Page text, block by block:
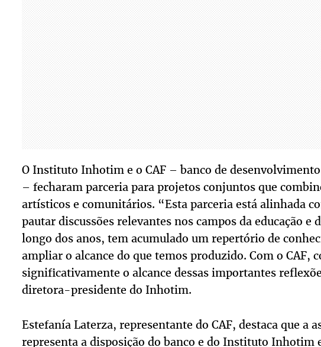
O Instituto Inhotim e o CAF – banco de
– fecharam parceria para projetos conjuntos que
artísticos e comunitários. “Esta parceria está alinhada
pautar discussões relevantes nos campos da educação e
longo dos anos, tem acumulado um repertório de
ampliar o alcance do que temos produzido. Com o CAF,
significativamente o alcance dessas importantes
diretora-presidente do Inhotim.
Estefanía Laterza, representante do CAF, destaca que a
representa a disposição do banco e do Instituto Inhotim